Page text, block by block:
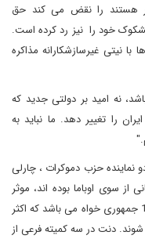
هستند را نقض می کند حق
خود را نیز رد کرده است.
با نیتی غیرسازشکارانه مذاکره
نه امید بر دولتی جدید که
را تغییر دهد. ما نباید به
نماینده حزب دموکرات ، چارلی
سوی اوباما بوده اند، موثر
واقع شده است. امضا کنندگان این نامه شامل 18 جمهوری خواه می باشد که اکثر
دنت در سه کمیته فرعی از